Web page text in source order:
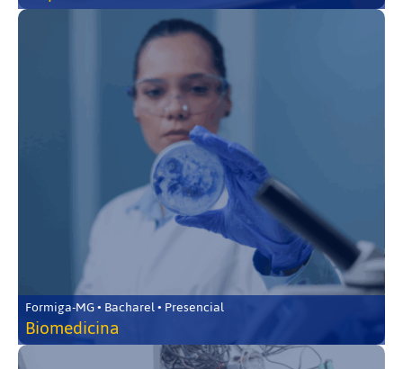
Formiga-MG • Bacharel • Presencial
Biomedicina